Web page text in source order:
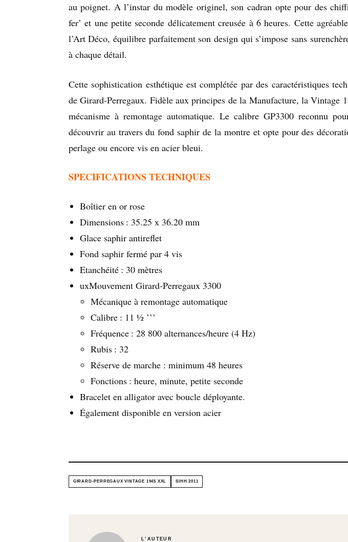
au poignet. A l’instar du modèle originel, son cadran opte pour des
fer’ et une petite seconde délicatement creusée à 6 heures. Cette
l’Art Déco, équilibre parfaitement son design qui s’impose sans
à chaque détail.
Cette sophistication esthétique est complétée par des caractéristiques
de Girard-Perregaux. Fidèle aux principes de la Manufacture, la Vintage
mécanisme à remontage automatique. Le calibre GP3300 reconnu
découvrir au travers du fond saphir de la montre et opte pour des
perlage ou encore vis en acier bleui.
SPECIFICATIONS TECHNIQUES
Boîtier en or rose
Dimensions : 35.25 x 36.20 mm
Glace saphir antireflet
Fond saphir fermé par 4 vis
Etanchéité : 30 mètres
uxMouvement Girard-Perregaux 3300
Mécanique à remontage automatique
Calibre : 11 ½ ’’’
Fréquence : 28 800 alternances/heure (4 Hz)
Rubis : 32
Réserve de marche : minimum 48 heures
Fonctions : heure, minute, petite seconde
Bracelet en alligator avec boucle déployante.
Également disponible en version acier
GIRARD-PERREGAUX VINTAGE 1945 XXL SIHH 2011
L’AUTEUR